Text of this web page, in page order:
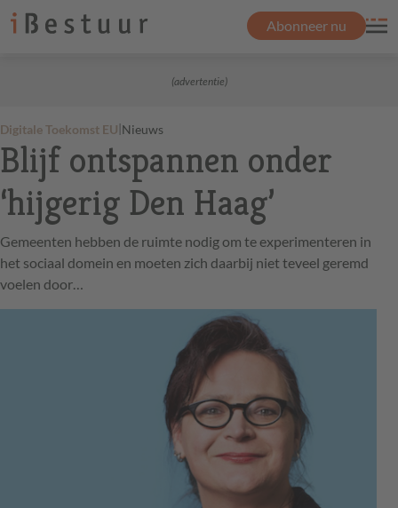
Abonneer nu
(advertentie)
Digitale Toekomst EU|Nieuws
Blijf ontspannen onder
‘hijgerig Den Haag’
Gemeenten hebben de ruimte nodig om te experimenteren in
het sociaal domein en moeten zich daarbij niet teveel geremd
voelen door…